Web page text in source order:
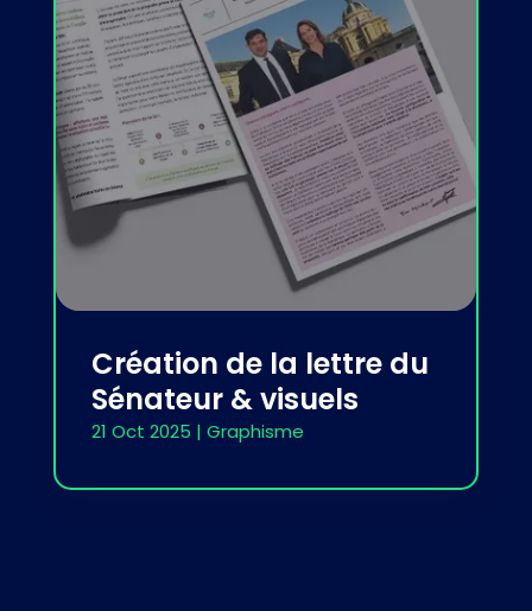
Création de la lettre du
Sénateur & visuels
21 Oct 2025 | Graphisme